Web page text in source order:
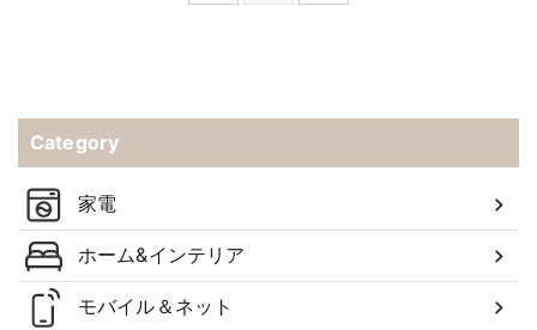
Category
家電
ホーム&インテリア
モバイル＆ネット